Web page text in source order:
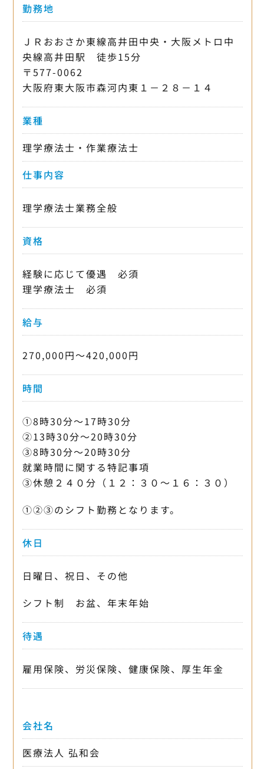
勤務地
ＪＲおおさか東線高井田中央・大阪メトロ中
央線高井田駅 徒歩15分
〒577-0062
大阪府東大阪市森河内東１－２８－１４
業種
理学療法士・作業療法士
仕事内容
理学療法士業務全般
資格
経験に応じて優遇 必須
理学療法士 必須
給与
270,000円〜420,000円
時間
①8時30分〜17時30分
②13時30分〜20時30分
③8時30分〜20時30分
就業時間に関する特記事項
③休憩２４０分（１２：３０～１６：３０）
①②③のシフト勤務となります。
休日
日曜日、祝日、その他
シフト制 お盆、年末年始
待遇
雇用保険、労災保険、健康保険、厚生年金
会社名
医療法人 弘和会